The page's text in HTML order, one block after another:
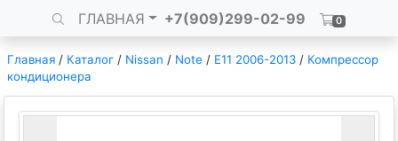
ГЛАВНАЯ +7(909)299-02-99 0
Главная / Каталог / Nissan / Note / E11 2006-2013 / Компрессор
кондиционера